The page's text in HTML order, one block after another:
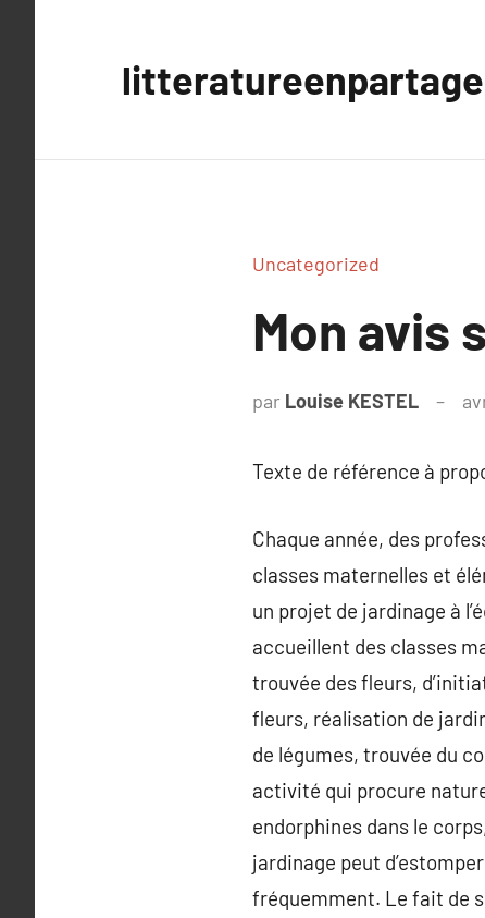
litteratureenpartage
Uncategorized
Mon avis
par Louise KESTEL
Texte de référence à
Chaque année, des
classes maternelles et
un projet de jardinage à
accueillent des classes
trouvée des fleurs,
fleurs, réalisation de
de légumes, trouvée du
activité qui procure
endorphines dans le
jardinage peut
fréquemment. Le fait de